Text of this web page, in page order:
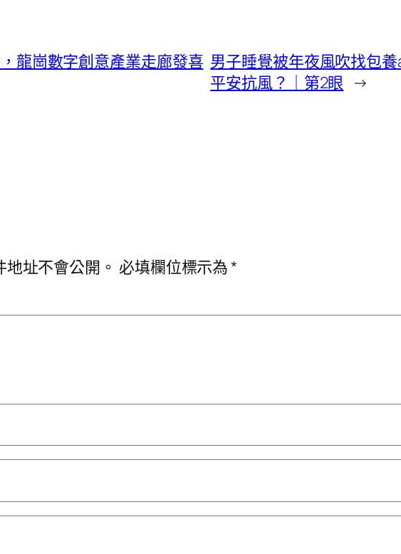
龍崗數字創意產業走廊發喜 男子睡覺被年夜風吹找包
平安抗風？｜第2眼 →
址不會公開。 必填欄位標示為*